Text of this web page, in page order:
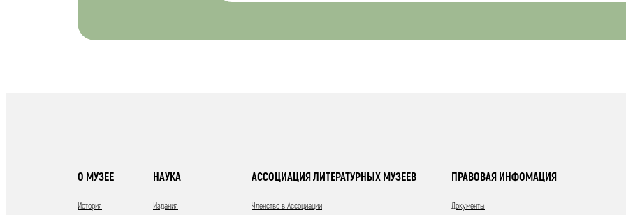
О МУЗЕЕ
История
НАУКА
Издания
АССОЦИАЦИЯ ЛИТЕРАТУРНЫХ МУЗЕЕВ
Членство в Ассоциации
ПРАВОВАЯ ИНФОМАЦИЯ
Документы